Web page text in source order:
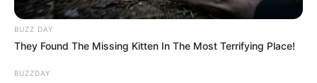
BUZZ DAY
They Found The Missing Kitten In The Most Terrifying Place!
BUZZDAY